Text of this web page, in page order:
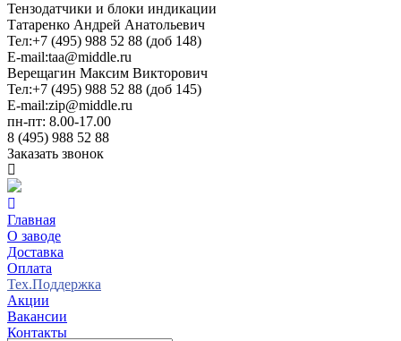
Тензодатчики и блоки индикации
Татаренко Андрей Анатольевич
Тел:+7 (495) 988 52 88 (доб 148)
E-mail:taa@middle.ru
Верещагин Максим Викторович
Тел:+7 (495) 988 52 88 (доб 145)
E-mail:zip@middle.ru
пн-пт: 8.00-17.00
8 (495) 988 52 88
Заказать звонок
Главная
О заводе
Доставка
Оплата
Тех.Поддержка
Акции
Вакансии
Контакты